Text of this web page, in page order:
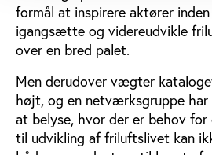
formål at inspirere aktører
igangsætte og videreudvikle
over en bred palet.
Men derudover vægter
højt, og en netværksgruppe
at belyse, hvor der er behov for
til udvikling af friluftslivet kan